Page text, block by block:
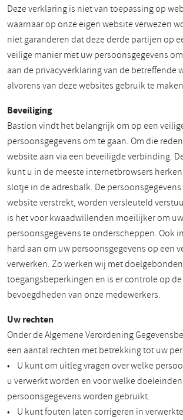
Deze verklaring is niet van toepassing op
waarnaar op onze eigen website verwezen
niet garanderen dat deze derde partijen op
veilige manier met uw persoonsgegevens
aan de privacyverklaring van de betreffende
alvorens van deze websites gebruik te
Beveiliging
Bastion vindt het belangrijk om op een
persoonsgegevens om te gaan. Om die
website aan via een beveiligde verbinding.
kunt u in de meeste internetbrowsers
slotje in de adresbalk. De
website verstrekt, worden versleuteld
is het voor kwaadwillenden moeilijker om uw
persoonsgegevens te onderscheppen. Ook
hard aan om uw persoonsgegevens op een
verwerken. Zo werken wij met doelgebonden
toegangsbeperkingen en is er controle op
bevoegdheden van onze medewerkers.
Uw rechten
Onder de Algemene Verordening
een aantal rechten met betrekking tot uw
• U kunt om uitleg vragen over welke
u verwerkt worden en voor welke
persoonsgegevens worden gebruikt.
• U kunt fouten laten corrigeren in verwerkte